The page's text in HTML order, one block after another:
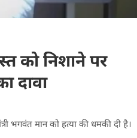
को निशाने पर
दावा
भगवंत मान को हत्या की धमकी दी है।